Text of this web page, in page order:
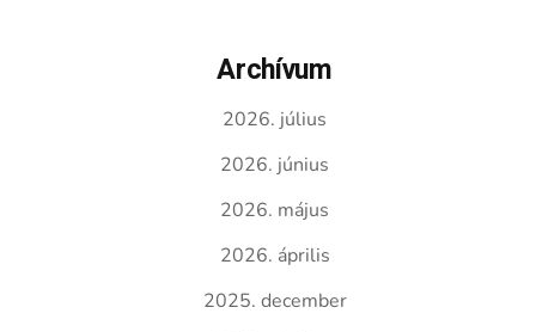
Archívum
2026. július
2026. június
2026. május
2026. április
2025. december